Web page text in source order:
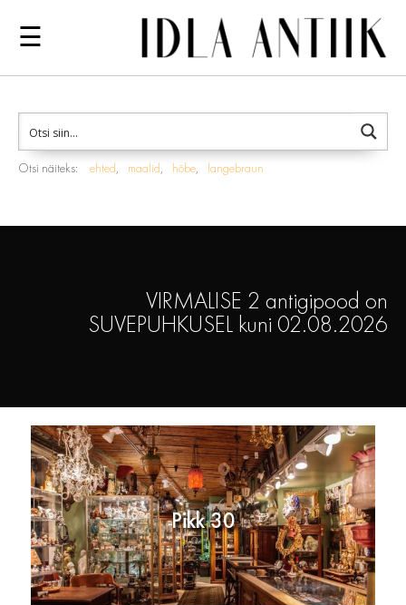
☰
Otsi näiteks: ehted maalid hõbe langebraun
VIRMALISE 2 antigipood on
SUVEPUHKUSEL kuni 02.08.2026
Pikk 30